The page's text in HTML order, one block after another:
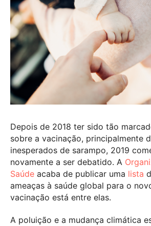
Depois de 2018 ter sido tão
sobre a vacinação, principalmente
inesperados de sarampo, 2019
novamente a ser debatido. A
Saúde acaba de publicar uma lista
ameaças à saúde global para o
vacinação está entre elas.
A poluição e a mudança climática